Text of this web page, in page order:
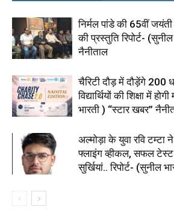
निर्मल पांडे की 65वीं
की प्रस्तुति रिपोर्ट-
नैनीताल
चैरिटी दौड़ में दौड़ेंगे
विद्यार्थियों की शिक्षा में
भारती ) “स्टार खबर”
अल्मोड़ा के युवा रवि टम्टा
फ्लाइंग व्हीकल, सफल टेस्ट
सुर्खियां.. रिपोर्ट- (सुनील